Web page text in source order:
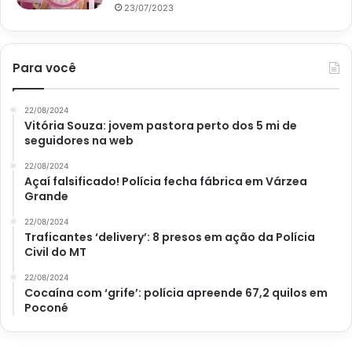
23/07/2023
Para você
22/08/2024
Vitória Souza: jovem pastora perto dos 5 mi de
seguidores na web
22/08/2024
Açaí falsificado! Polícia fecha fábrica em Várzea
Grande
22/08/2024
Traficantes ‘delivery’: 8 presos em ação da Polícia
Civil do MT
22/08/2024
Cocaína com ‘grife’: polícia apreende 67,2 quilos em
Poconé